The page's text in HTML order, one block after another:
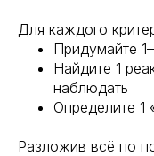
Для каждого
Придумайте
Найдите 1
наблюдать
Определите 1
Разложив всё по